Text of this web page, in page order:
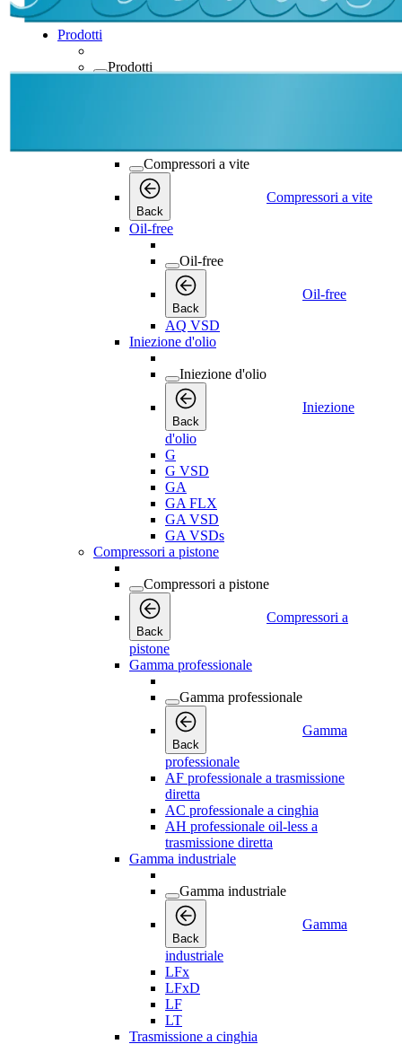
Prodotti
Prodotti
Compressori a vite
Back
Compressori a vite
Oil-free
Oil-free
Back
Oil-free
AQ VSD
Iniezione d'olio
Iniezione d'olio
Back
Iniezione
d'olio
G
G VSD
GA
GA FLX
GA VSD
GA VSDs
Compressori a pistone
Compressori a pistone
Back
Compressori a
pistone
Gamma professionale
Gamma professionale
Back
Gamma
professionale
AF professionale a trasmissione
diretta
AC professionale a cinghia
AH professionale oil-less a
trasmissione diretta
Gamma industriale
Gamma industriale
Back
Gamma
industriale
LFx
LFxD
LF
LT
Trasmissione a cinghia